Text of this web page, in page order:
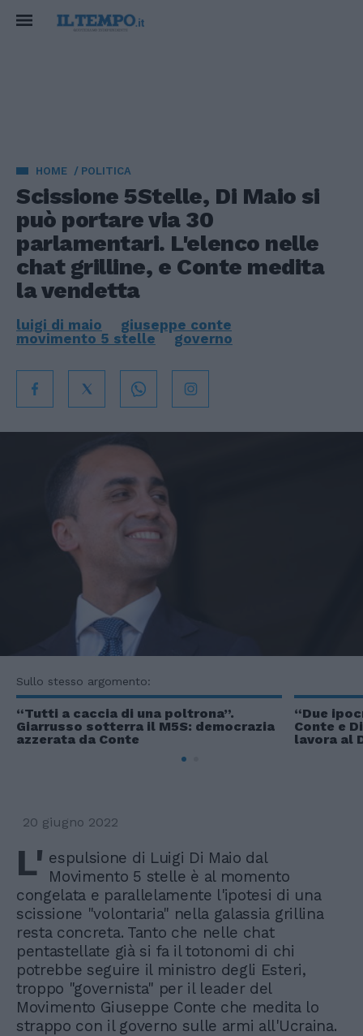
HOME POLITICA
Scissione 5Stelle, Di Maio si
può portare via 30
parlamentari. L'elenco nelle
chat grilline, e Conte medita
la vendetta
luigi di maio
giuseppe conte
movimento 5 stelle
governo
Sullo stesso argomento:
“Tutti a caccia di una poltrona”.
Giarrusso sotterra il M5S: democrazia
azzerata da Conte
“Due
Conte e
lavora al
20 giugno 2022
L' espulsione di Luigi Di Maio dal
Movimento 5 stelle è al momento
congelata e parallelamente l'ipotesi di una
scissione "volontaria" nella galassia grillina
resta concreta. Tanto che nelle chat
pentastellate già si fa il totonomi di chi
potrebbe seguire il ministro degli Esteri,
troppo "governista" per il leader del
Movimento Giuseppe Conte che medita lo
strappo con il governo sulle armi all'Ucraina.